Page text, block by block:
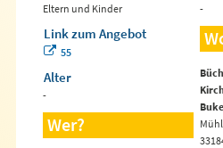
Eltern und Kinder
Link zum Angebot
55
Alter
-
Wer?
-
Buke